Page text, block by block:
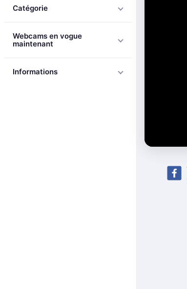
Catégorie
Webcams en vogue
maintenant
Informations